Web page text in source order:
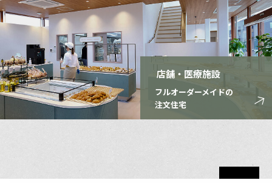
店舗・医療施設
フルオーダーメイドの
注文住宅